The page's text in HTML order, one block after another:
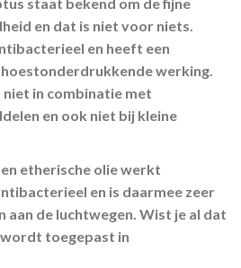
en dat is niet voor niets.
en heeft een
werking.
in combinatie met
en ook niet bij kleine
etherische olie werkt
en is daarmee zeer
aan de luchtwegen. Wist je al dat
toegepast in